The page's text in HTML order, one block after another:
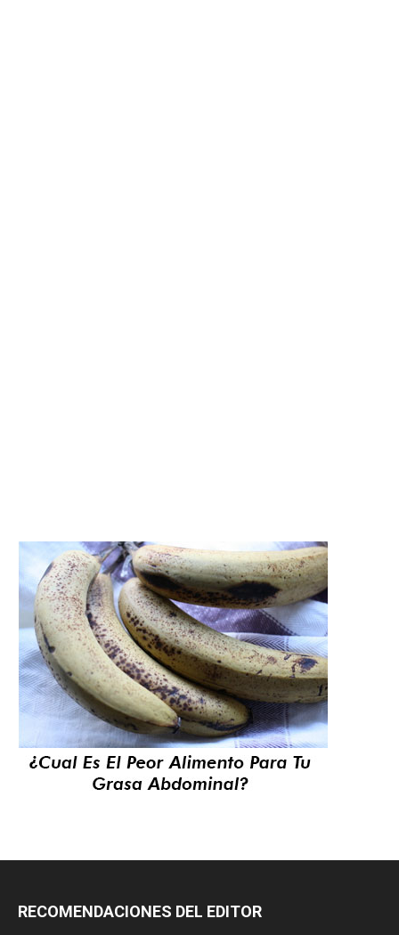
RECOMENDACIONES DEL EDITOR